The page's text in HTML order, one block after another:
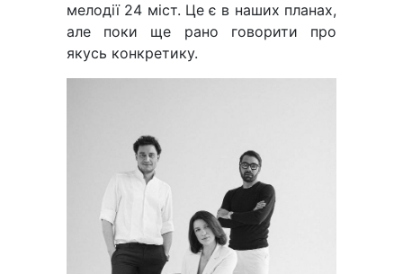
мелодії 24 міст. Це є в наших планах,
але поки ще рано говорити про
якусь конкретику.